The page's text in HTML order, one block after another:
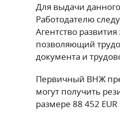
Для выдачи
Работодателю
Агентство развития
позволяющий
документа и
Первичный ВНЖ
могут получить
размере 88 452